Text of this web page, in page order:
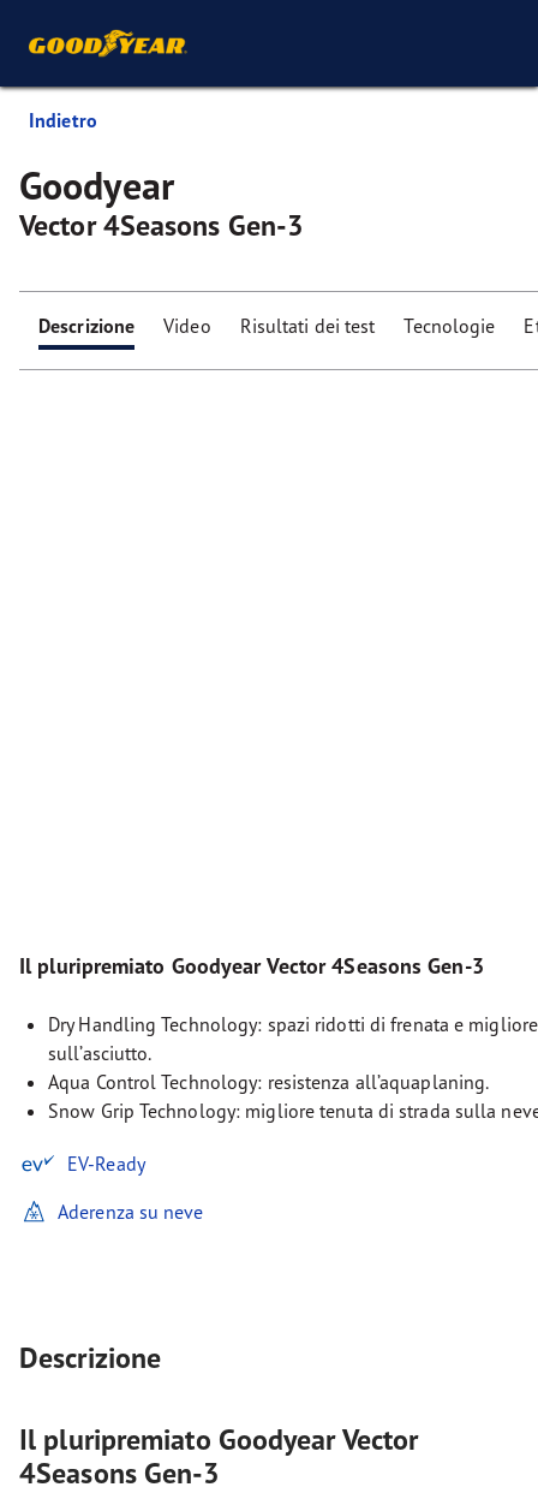
Indietro
Goodyear
Vector 4Seasons Gen-3
Descrizione Video Risultati dei test Tecnologie
Il pluripremiato Goodyear Vector 4Seasons Gen-3
Dry Handling Technology: spazi ridotti di frenata e
sull’asciutto.
Aqua Control Technology: resistenza all’aquaplaning.
Snow Grip Technology: migliore tenuta di strada sulla
EV-Ready
Aderenza su neve
Descrizione
Il pluripremiato Goodyear Vector
4Seasons Gen-3